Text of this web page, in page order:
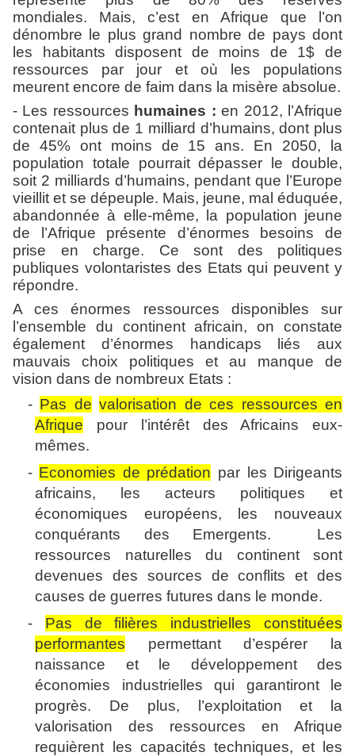
mondiales. Mais, c’est en Afrique que l’on
dénombre le plus grand nombre de pays dont
les habitants disposent de moins de 1$ de
ressources par jour et où les populations
meurent encore de faim dans la misère absolue.
- Les ressources humaines : en 2012, l’Afrique
contenait plus de 1 milliard d’humains, dont plus
de 45% ont moins de 15 ans. En 2050, la
population totale pourrait dépasser le double,
soit 2 milliards d’humains, pendant que l’Europe
vieillit et se dépeuple. Mais, jeune, mal éduquée,
abandonnée à elle-même, la population jeune
de l’Afrique présente d’énormes besoins de
prise en charge. Ce sont des politiques
publiques volontaristes des Etats qui peuvent y
répondre.
A ces énormes ressources disponibles sur
l’ensemble du continent africain, on constate
également d’énormes handicaps liés aux
mauvais choix politiques et au manque de
vision dans de nombreux Etats :
- Pas de valorisation de ces ressources en
Afrique pour l’intérêt des Africains eux-
mêmes.
- Economies de prédation par les Dirigeants
africains, les acteurs politiques et
économiques européens, les nouveaux
conquérants des Emergents.
Les
ressources naturelles du continent sont
devenues des sources de conflits et des
causes de guerres futures dans le monde.
-
Pas de filières industrielles constituées
performantes
permettant d’espérer la
naissance et le développement des
économies industrielles qui garantiront le
progrès. De plus, l’exploitation et la
valorisation des ressources en Afrique
requièrent les capacités techniques, et les